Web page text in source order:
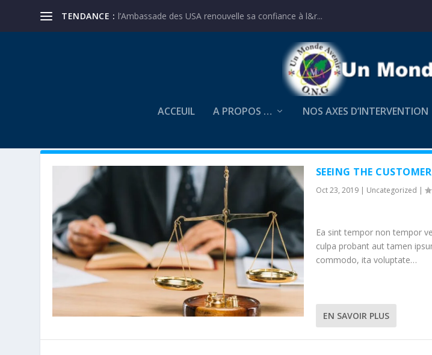
TENDANCE : l’Ambassade des USA renouvelle sa confiance à l&r...
ACCEUIL A PROPOS … NOS AXES D’INTERVENTION
SEEING THE
Oct 23, 2019| Uncategorized |
Ea sint tempor non tempor
culpa probant aut tamen
commodo, ita voluptate…
EN SAVOIR PLUS